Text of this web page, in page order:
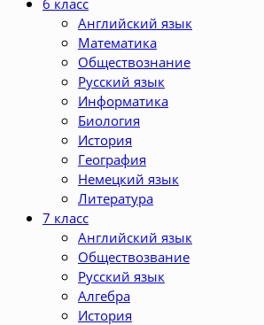
6 класс
Английский язык
Математика
Обществознание
Русский язык
Информатика
Биология
История
География
Немецкий язык
Литература
7 класс
Английский язык
Обществозвание
Русский язык
Алгебра
История